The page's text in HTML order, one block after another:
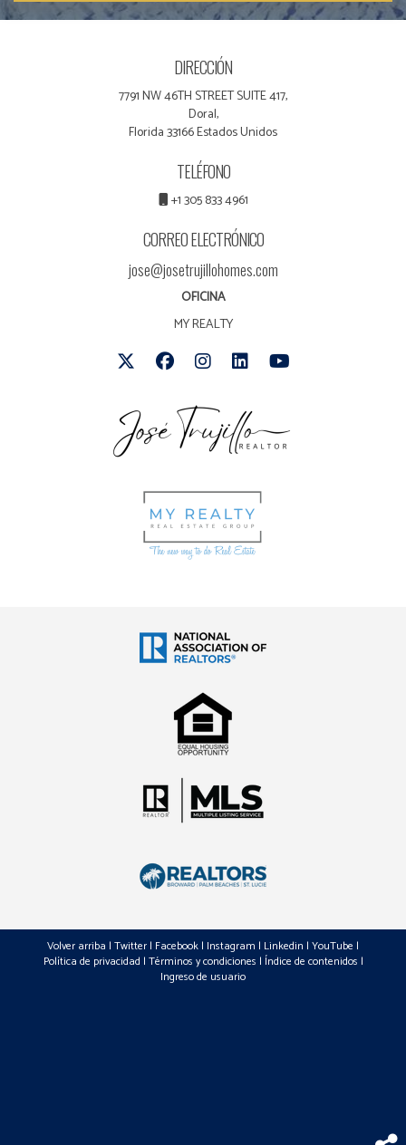
DIRECCIÓN
7791 NW 46TH STREET SUITE 417,
Doral,
Florida 33166 Estados Unidos
TELÉFONO
+1 305 833 4961
CORREO ELECTRÓNICO
jose@josetrujillohomes.com
OFICINA
MY REALTY
Volver arriba | Twitter | Facebook | Instagram | Linkedin | YouTube |
Política de privacidad | Términos y condiciones | Índice de contenidos |
Ingreso de usuario